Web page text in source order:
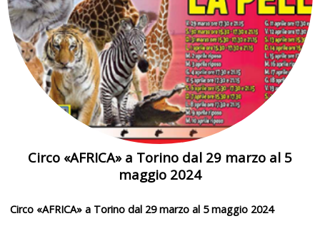
Circo «AFRICA» a Torino dal 29 marzo al 5
maggio 2024
Circo «AFRICA» a Torino dal 29 marzo al 5 maggio 2024